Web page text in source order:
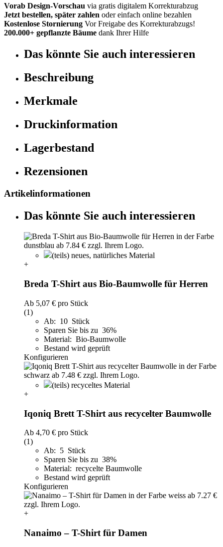
Vorab Design-Vorschau via gratis digitalem Korrekturabzug
Jetzt bestellen, später zahlen oder einfach online bezahlen
Kostenlose Stornierung Vor Freigabe des Korrekturabzugs!
200.000+ gepflanzte Bäume dank Ihrer Hilfe
Das könnte Sie auch interessieren
Beschreibung
Merkmale
Druckinformation
Lagerbestand
Rezensionen
Artikelinformationen
Das könnte Sie auch interessieren
(teils) neues, natürliches Material
+
Breda T-Shirt aus Bio-Baumwolle für Herren
Ab 5,07 € pro Stück
(1)
Ab: 10 Stück
Sparen Sie bis zu 36%
Material: Bio-Baumwolle
Bestand wird geprüft
Konfigurieren
(teils) recyceltes Material
+
Iqoniq Brett T-Shirt aus recycelter Baumwolle
Ab 4,70 € pro Stück
(1)
Ab: 5 Stück
Sparen Sie bis zu 38%
Material: recycelte Baumwolle
Bestand wird geprüft
Konfigurieren
+
Nanaimo – T-Shirt für Damen